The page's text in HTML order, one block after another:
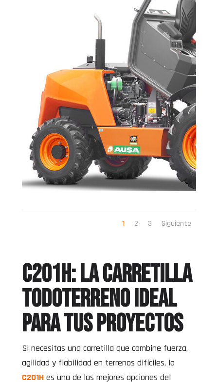
1 2 3 Siguiente
C201H: la carretilla
todoterreno ideal
para tus proyectos
Si necesitas una carretilla que combine fuerza,
agilidad y fiabilidad en terrenos difíciles, la
C201H es una de las mejores opciones del